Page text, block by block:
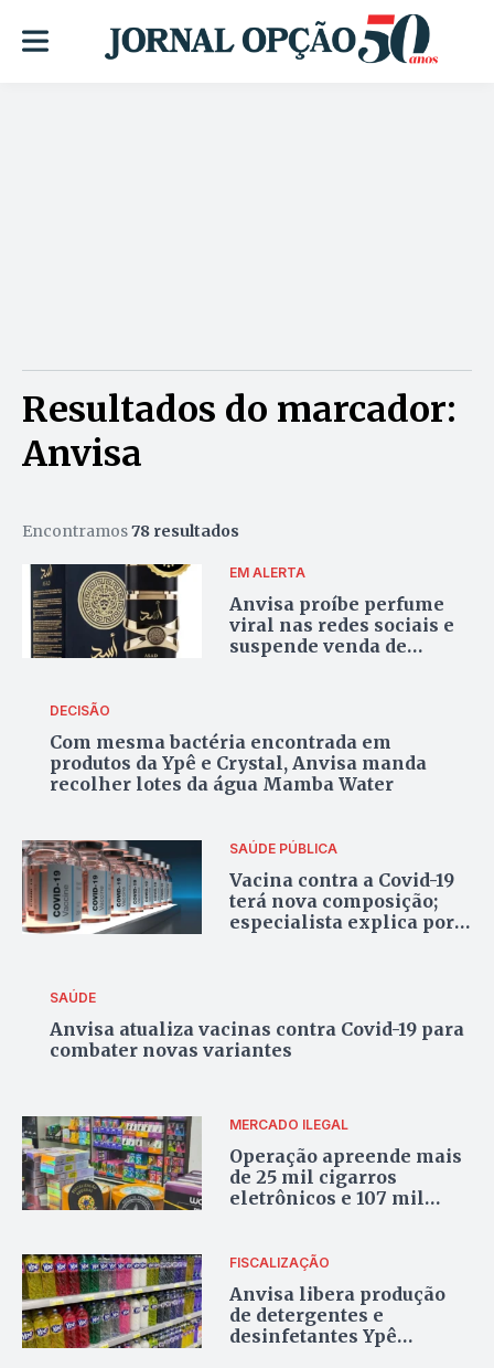
Resultados do marcador:
Anvisa
Encontramos78 resultados
EM ALERTA
Anvisa proíbe perfume
viral nas redes sociais e
suspende venda de
DECISÃO
Com mesma bactéria encontrada em
produtos da Ypê e Crystal, Anvisa manda
recolher lotes da água Mamba Water
SAÚDE PÚBLICA
Vacina contra a Covid-19
terá nova composição;
especialista explica por
SAÚDE
Anvisa atualiza vacinas contra Covid-19 para
combater novas variantes
MERCADO ILEGAL
Operação apreende mais
de 25 mil cigarros
eletrônicos e 107 mil
FISCALIZAÇÃO
Anvisa libera produção
de detergentes e
desinfetantes Ypê